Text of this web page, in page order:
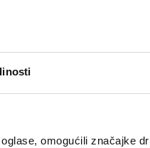
omogućili značajke
4,78 €